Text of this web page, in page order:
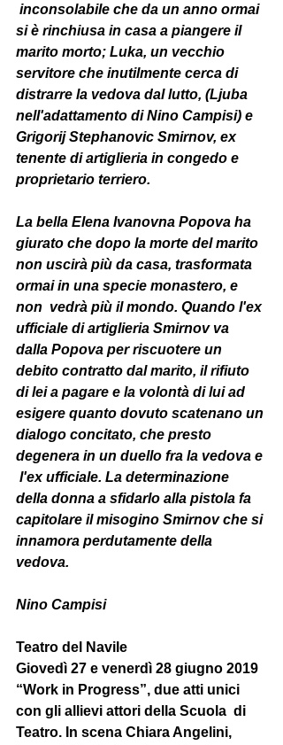
inconsolabile che da un anno ormai
si è rinchiusa in casa a piangere il
marito morto; Luka, un vecchio
servitore che inutilmente cerca di
distrarre la vedova dal lutto, (Ljuba
nell'adattamento di Nino Campisi) e
Grigorij Stephanovic Smirnov, ex
tenente di artiglieria in congedo e
proprietario terriero.
La bella Elena Ivanovna Popova ha
giurato che dopo la morte del marito
non uscirà più da casa, trasformata
ormai in una specie monastero, e
non  vedrà più il mondo. Quando l'ex
ufficiale di artiglieria Smirnov va
dalla Popova per riscuotere un
debito contratto dal marito, il rifiuto
di lei a pagare e la volontà di lui ad
esigere quanto dovuto scatenano un
dialogo concitato, che presto
degenera in un duello fra la vedova e
l'ex ufficiale. La determinazione
della donna a sfidarlo alla pistola fa
capitolare il misogino Smirnov che si
innamora perdutamente della
vedova.
Nino Campisi
Teatro del Navile
Giovedì 27 e venerdì 28 giugno 2019
“Work in Progress”, due atti unici
con gli allievi attori della Scuola  di
Teatro. In scena Chiara Angelini,